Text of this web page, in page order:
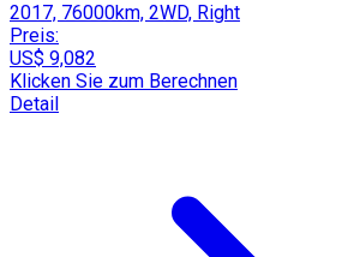
2017, 76000km, 2WD, Right
Preis:
US$ 9,082
Klicken Sie zum Berechnen
Detail